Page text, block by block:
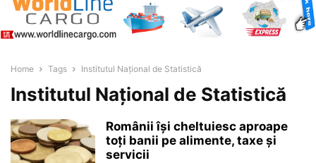
Home Tags Institutul Național de Statistică
Institutul Național de Statistică
Românii își cheltuiesc aproape
toți banii pe alimente, taxe și
servicii